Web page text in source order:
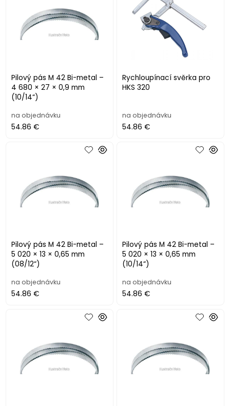
Pilový pás M 42 Bi-metal –
4 680 × 27 × 0,9 mm
(10/14“)
na objednávku
54.86 €
Rychloupínací svěrka pro
HKS 320
na objednávku
54.86 €
Pilový pás M 42 Bi-metal –
5 020 × 13 × 0,65 mm
(08/12“)
na objednávku
54.86 €
Pilový pás M 42 Bi-metal –
5 020 × 13 × 0,65 mm
(10/14“)
na objednávku
54.86 €